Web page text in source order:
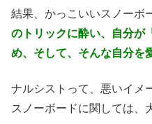
結果、かっこいいスノーボ
のトリックに酔い、自分が
め、そして、そんな自分を
ナルシストって、悪いイメ
スノーボードに関しては、